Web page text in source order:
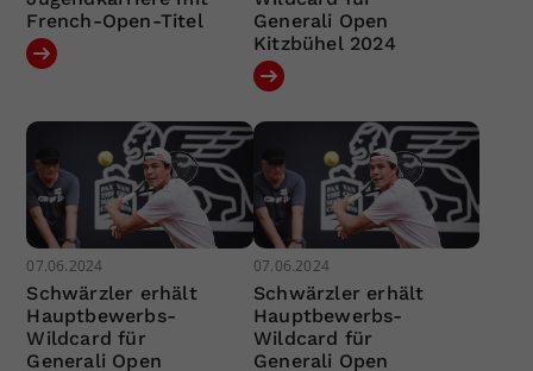
French-Open-Titel
Generali Open
Kitzbühel 2024
07.06.2024
Schwärzler erhält
Hauptbewerbs-
Wildcard für
Generali Open
07.06.2024
Schwärzler erhält
Hauptbewerbs-
Wildcard für
Generali Open